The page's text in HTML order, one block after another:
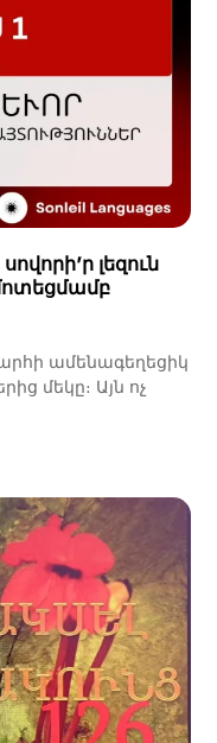
լեզուն
ամենագեղեցիկ
մեկը։ Այն ոչ